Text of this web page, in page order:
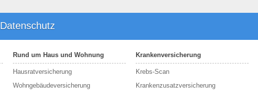
Datenschutz
Rund um Haus und Wohnung
Hausratversicherung
Wohngebäudeversicherung
Krankenversicherung
Krebs-Scan
Krankenzusatzversicherung